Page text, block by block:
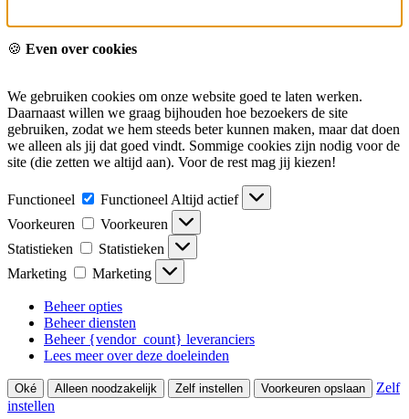
🍪 Even over cookies
We gebruiken cookies om onze website goed te laten werken.
Daarnaast willen we graag bijhouden hoe bezoekers de site
gebruiken, zodat we hem steeds beter kunnen maken, maar dat doen
we alleen als jij dat goed vindt. Sommige cookies zijn nodig voor de
site (die zetten we altijd aan). Voor de rest mag jij kiezen!
Functioneel Functioneel Altijd actief
Voorkeuren
Voorkeuren
Statistieken
Statistieken
Marketing
Marketing
Beheer opties
Beheer diensten
Beheer {vendor_count} leveranciers
Lees meer over deze doeleinden
Oké Alleen noodzakelijk Zelf instellen Voorkeuren opslaan
Zelf
instellen